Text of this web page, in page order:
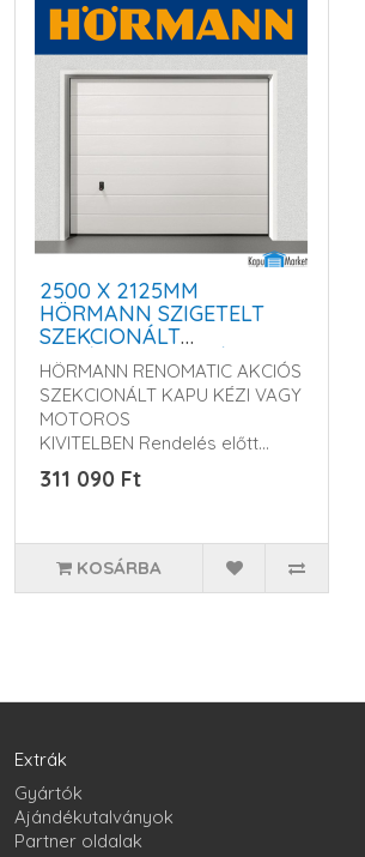
2500 X 2125MM
HÖRMANN SZIGETELT
SZEKCIONÁLT
GARÁZSKAPU - KÉZI
VAGY MOTOROS
MŰKÖDTETÉSSEL
HÖRMANN RENOMATIC AKCIÓS
SZEKCIONÁLT KAPU KÉZI VAGY
MOTOROS
KIVITELBEN Rendelés előtt
kérem érd..
311 090 Ft
KOSÁRBA
Extrák
Gyártók
Ajándékutalványok
Partner oldalak